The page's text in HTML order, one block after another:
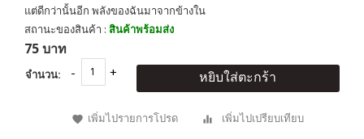
แต่ดีกว่านั้นอีก พลังของฉันมาจากข้างใน
สถานะของสินค้า : สินค้าพร้อมส่ง
75 บาท
จำนวน: หยิบใส่ตะกร้า
เพิ่มไปรายการโปรด เพิ่มไปเปรียบเทียบ